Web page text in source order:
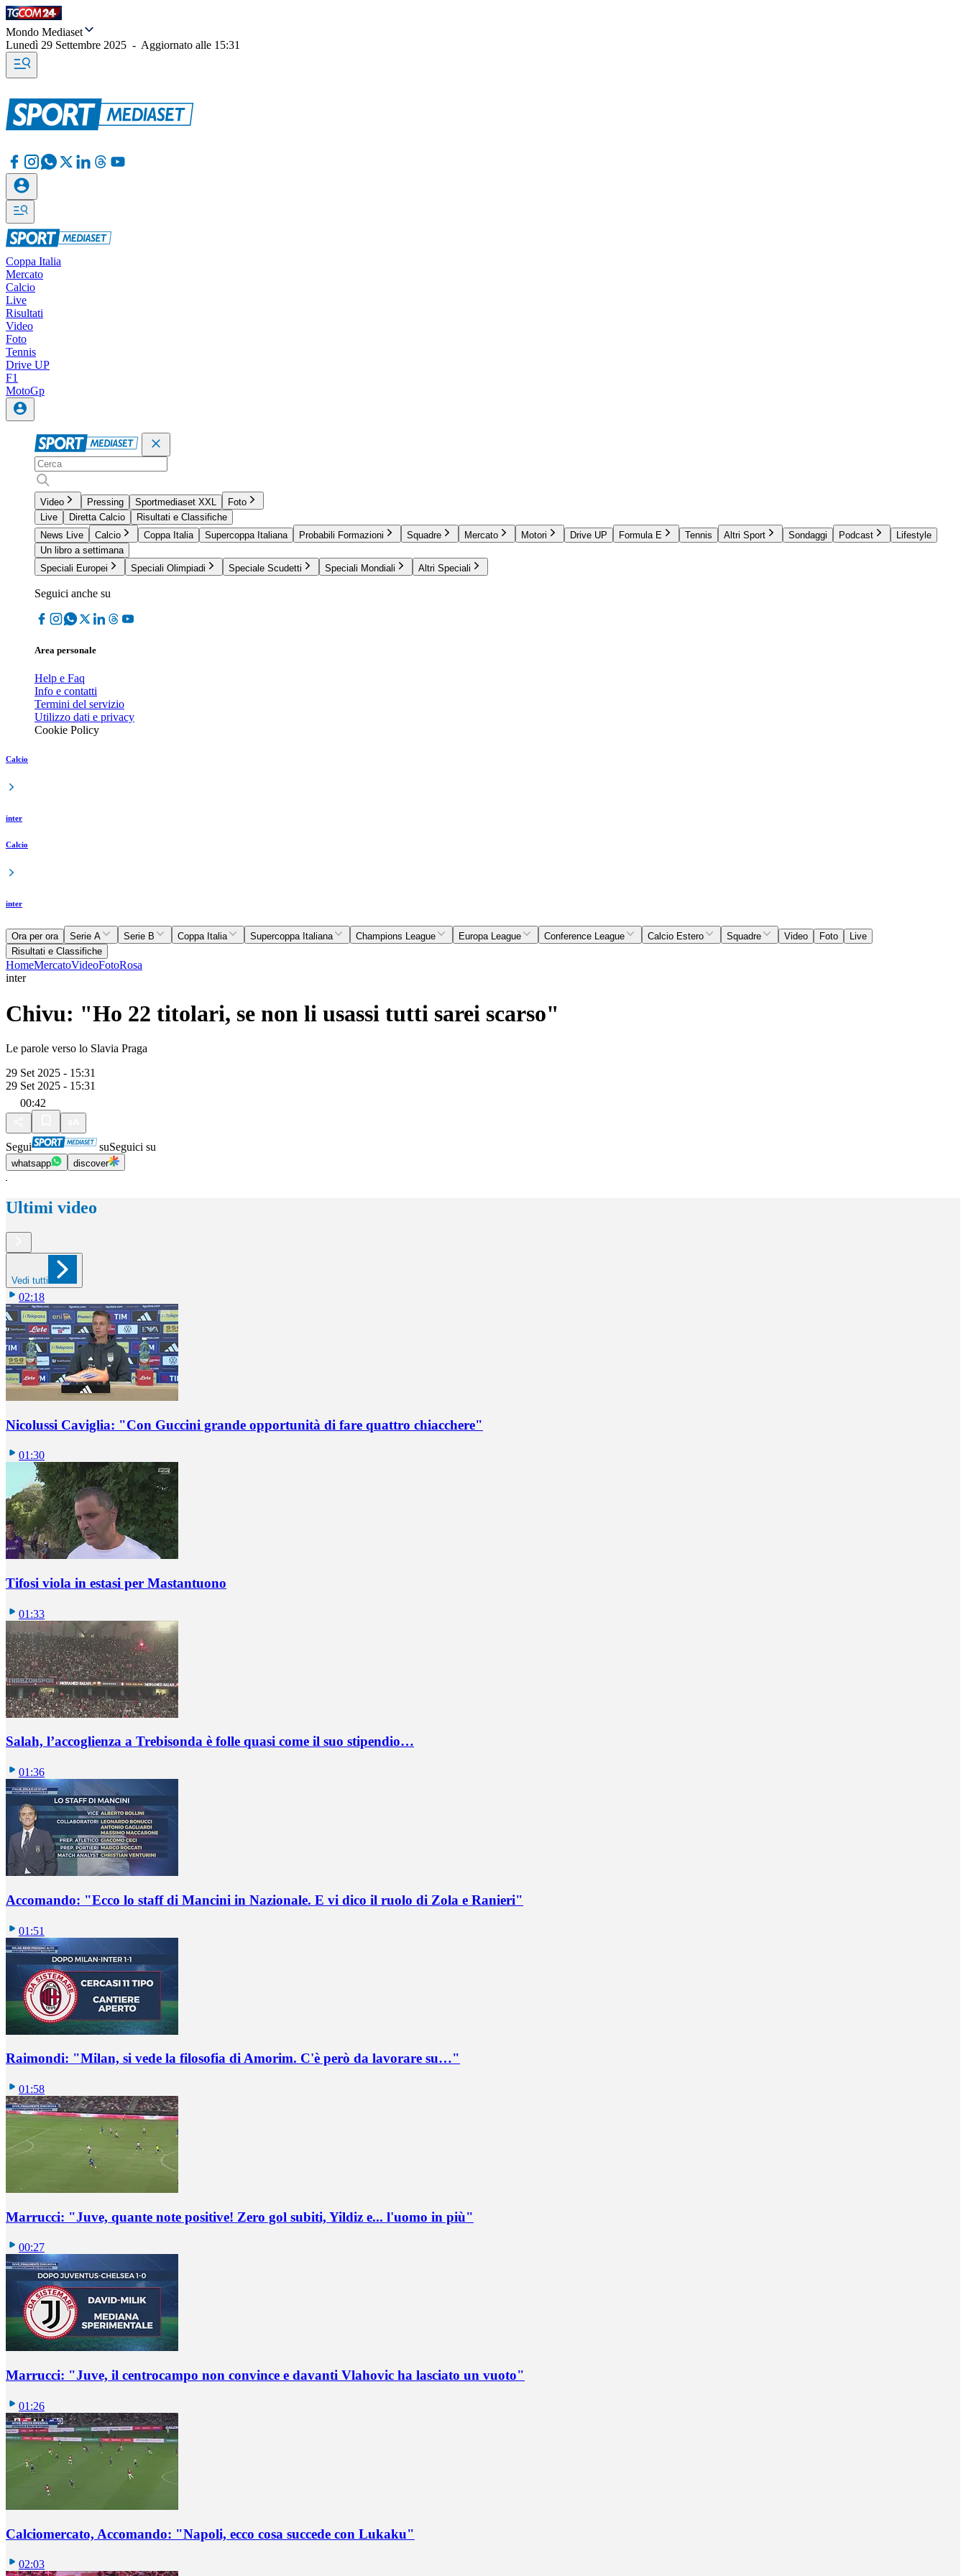
Mondo Mediaset
Lunedì 29 Settembre 2025 - Aggiornato alle 15:31
Coppa Italia
Mercato
Calcio
Live
Risultati
Video
Foto
Tennis
Drive UP
F1
MotoGp
Video Pressing Sportmediaset XXL
Foto
Live
Diretta Calcio
Risultati e Classifiche
News Live
Calcio Coppa Italia Supercoppa Italiana Probabili Formazioni Squadre Mercato Motori Drive UP Formula E Tennis Altri Sport Sondaggi Podcast
Lifestyle
Un libro a settimana
Speciali Europei
Speciali Olimpiadi Speciale Scudetti Speciali Mondiali Altri Speciali
Seguici anche su
Area personale
Help e Faq
Info e contatti
Termini del servizio
Utilizzo dati e privacy
Cookie Policy
Calcio
inter
Calcio
inter
Ora per ora Serie A Serie B Coppa Italia Supercoppa Italiana Champions League Europa League Conference League Calcio Estero Squadre Video Foto
Live
Risultati e Classifiche
HomeMercatoVideoFotoRosa
inter
Chivu: "Ho 22 titolari, se non li usassi tutti sarei scarso"
Le parole verso lo Slavia Praga
29 Set 2025 - 15:31
29 Set 2025 - 15:31
00:42
Segui suSeguici su
whatsapp discover
Ultimi video
Vedi tutti
02:18
Nicolussi Caviglia: "Con Guccini grande opportunità di fare quattro chiacchere"
01:30
Tifosi viola in estasi per Mastantuono
01:33
Salah, l’accoglienza a Trebisonda è folle quasi come il suo stipendio…
01:36
Accomando: "Ecco lo staff di Mancini in Nazionale. E vi dico il ruolo di Zola e Ranieri"
01:51
Raimondi: "Milan, si vede la filosofia di Amorim. C'è però da lavorare su…"
01:58
Marrucci: "Juve, quante note positive! Zero gol subiti, Yildiz e... l'uomo in più"
00:27
Marrucci: "Juve, il centrocampo non convince e davanti Vlahovic ha lasciato un vuoto"
01:26
Calciomercato, Accomando: "Napoli, ecco cosa succede con Lukaku"
02:03